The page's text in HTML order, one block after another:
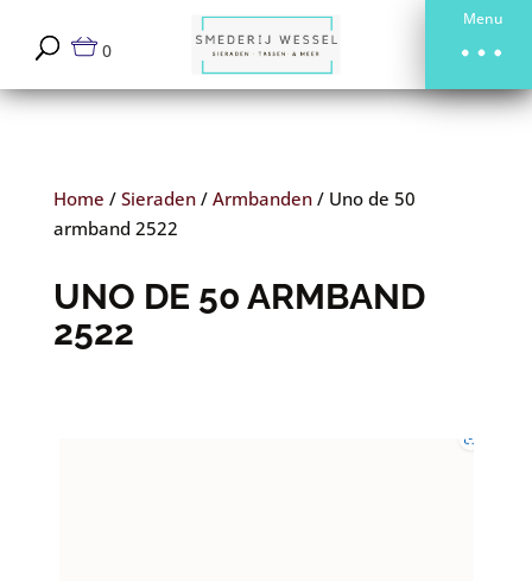
Menu
0
Home / Sieraden/ Armbanden/ Uno de 50
armband 2522
UNO DE 50 ARMBAND
2522